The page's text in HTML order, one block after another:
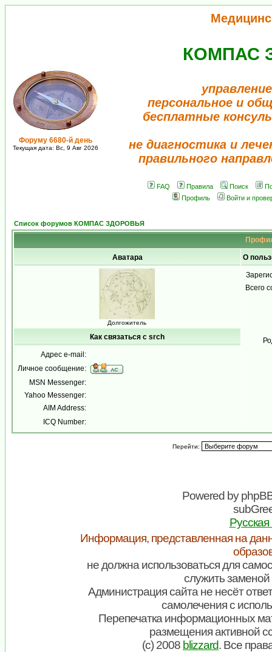
Форуму 6680-й день
Текущая дата: Вс, 9 Авг 2026
КОМПАС
персональное и
бесплатные
не диагностика и
правильного
FAQ Правила Поиск
Профиль
Войти и
Список форумов КОМПАС ЗДОРОВЬЯ
Аватара О
Долгожитель
Всего
Как связаться с srch
Адрес e-mail:
Личное сообщение:
MSN Messenger:
Yahoo Messenger:
AIM Address:
ICQ Number:
Перейти:
Powered by
Информация, представленная на
не должна использоваться для
служить заменой
Администрация сайта не несёт
самолечения с
Перепечатка информационных
размещения активной
(c) 2008 blizzard. Все